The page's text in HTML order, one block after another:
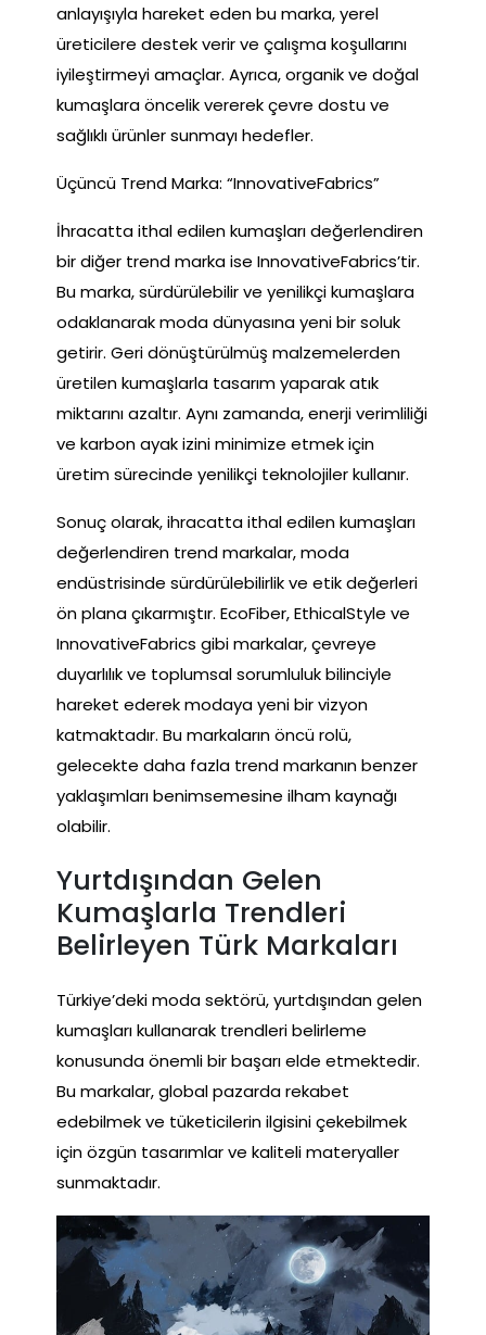
anlayışıyla hareket eden bu marka, yerel
üreticilere destek verir ve çalışma koşullarını
iyileştirmeyi amaçlar. Ayrıca, organik ve doğal
kumaşlara öncelik vererek çevre dostu ve
sağlıklı ürünler sunmayı hedefler.
Üçüncü Trend Marka: “InnovativeFabrics”
İhracatta ithal edilen kumaşları değerlendiren
bir diğer trend marka ise InnovativeFabrics’tir.
Bu marka, sürdürülebilir ve yenilikçi kumaşlara
odaklanarak moda dünyasına yeni bir soluk
getirir. Geri dönüştürülmüş malzemelerden
üretilen kumaşlarla tasarım yaparak atık
miktarını azaltır. Aynı zamanda, enerji verimliliği
ve karbon ayak izini minimize etmek için
üretim sürecinde yenilikçi teknolojiler kullanır.
Sonuç olarak, ihracatta ithal edilen kumaşları
değerlendiren trend markalar, moda
endüstrisinde sürdürülebilirlik ve etik değerleri
ön plana çıkarmıştır. EcoFiber, EthicalStyle ve
InnovativeFabrics gibi markalar, çevreye
duyarlılık ve toplumsal sorumluluk bilinciyle
hareket ederek modaya yeni bir vizyon
katmaktadır. Bu markaların öncü rolü,
gelecekte daha fazla trend markanın benzer
yaklaşımları benimsemesine ilham kaynağı
olabilir.
Yurtdışından Gelen
Kumaşlarla Trendleri
Belirleyen Türk Markaları
Türkiye’deki moda sektörü, yurtdışından gelen
kumaşları kullanarak trendleri belirleme
konusunda önemli bir başarı elde etmektedir.
Bu markalar, global pazarda rekabet
edebilmek ve tüketicilerin ilgisini çekebilmek
için özgün tasarımlar ve kaliteli materyaller
sunmaktadır.